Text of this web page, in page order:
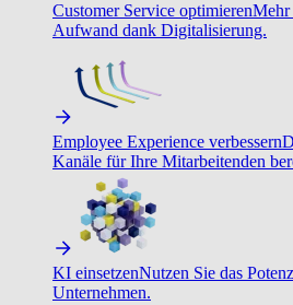
Customer Service optimierenMehr
Aufwand dank Digitalisierung.
Employee Experience verbessern
Kanäle für Ihre Mitarbeitenden
KI einsetzenNutzen Sie das
Unternehmen.